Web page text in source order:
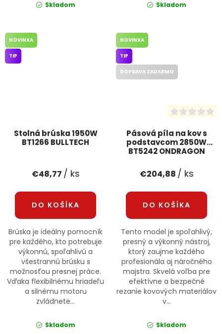
Skladom Skladom
Stolná brúska 1950W
BT1266 BULLTECH
NOVINKA
TIP
€48,77 / ks
DO KOŠÍKA
Brúska je ideálny pomocník
pre každého, kto potrebuje
výkonnú, spoľahlivú a
všestrannú brúsku s
možnosťou presnej práce.
Vďaka flexibilnému hriadeľu
a silnému motoru
zvládnete...
Skladom
Pásová píla na kov s
podstavcom 2850W
BT5242 ONDRAGON
NOVINKA
TIP
DOPRAVA ZADARMO
€204,88 / ks
DO KOŠÍKA
Tento model je spoľahlivý,
presný a výkonný nástroj,
ktorý zaujme každého
profesionála aj náročného
majstra. Skvelá voľba pre
efektívne a bezpečné
rezanie kovových materiálov
v...
Skladom